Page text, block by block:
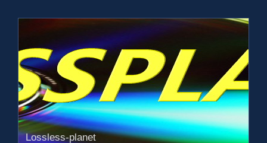
Lossless-planet